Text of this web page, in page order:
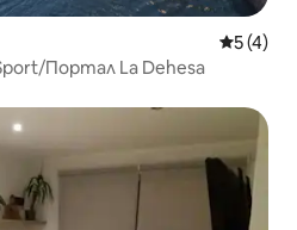
Средна
5 (4)
Портал La Dehesa